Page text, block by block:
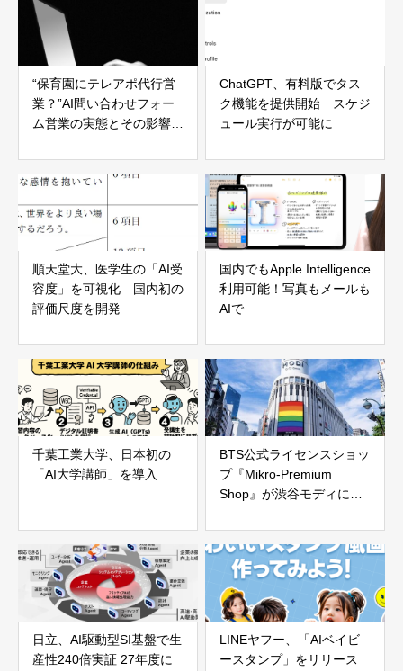
“保育園にテレアポ代行営
業？”AI問い合わせフォー
ム営業の実態とその影響を
ChatGPT、有料版でタス
ク機能を提供開始 スケジ
ュール実行が可能に
順天堂大、医学生の「AI受
容度」を可視化 国内初の
評価尺度を開発
国内でもApple Intelligence
利用可能！写真もメールも
AIで
千葉工業大学、日本初の
「AI大学講師」を導入
BTS公式ライセンスショッ
プ『Mikro-Premium
Shop』が渋谷モディにオ
日立、AI駆動型SI基盤で生
産性240倍実証 27年度に
LINEヤフー、「AIベイビ
ースタンプ」をリリース